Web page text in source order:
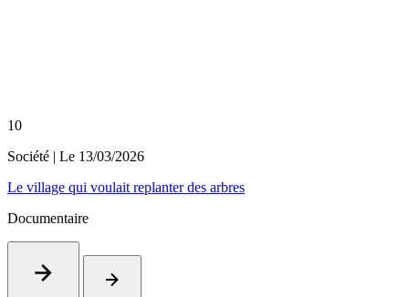
10
Société | Le 13/03/2026
Le village qui voulait replanter des arbres
Documentaire